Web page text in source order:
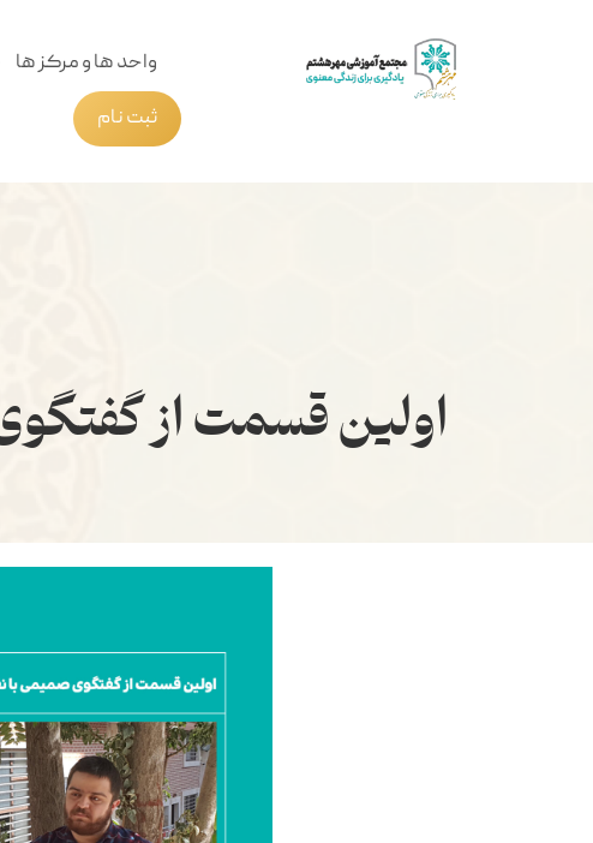
واحد ها و مرکز ها
ثبت نام
اولین قسمت از